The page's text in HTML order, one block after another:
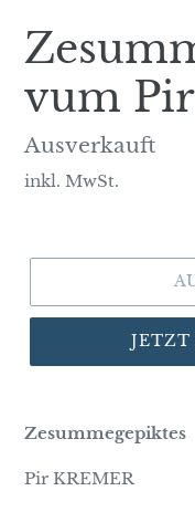
vum
Normaler
Preis
Ausverkauft
inkl. MwSt.
Zesummegepiktes
Pir KREMER